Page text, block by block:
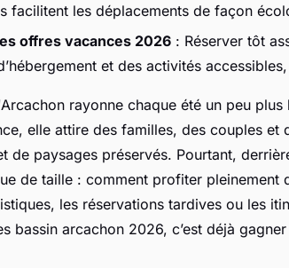
facilitent les déplacements de façon
offres vacances 2026 : Réserver tôt
et des activités
rayonne chaque été un peu
elle attire des familles, des couples et
de paysages préservés. Pourtant,
de taille : comment profiter pleinement
les réservations tardives ou les
bassin arcachon 2026, c’est déjà